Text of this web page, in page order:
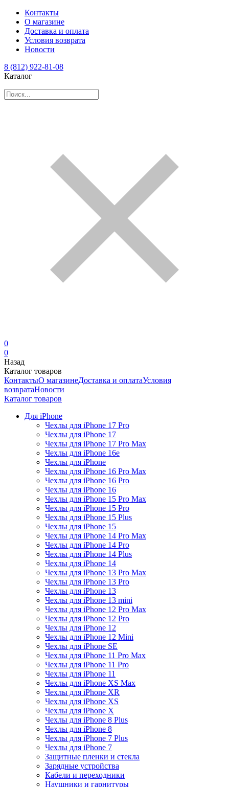
Контакты
О магазине
Доставка и оплата
Условия возврата
Новости
8 (812) 922-81-08
Каталог
0
0
Назад
Каталог товаров
КонтактыО магазинеДоставка и оплатаУсловия
возвратаНовости
Каталог товаров
Для iPhone
Чехлы для iPhone 17 Pro
Чехлы для iPhone 17
Чехлы для iPhone 17 Pro Max
Чехлы для iPhone 16e
Чехлы для iPhone
Чехлы для iPhone 16 Pro Max
Чехлы для iPhone 16 Pro
Чехлы для iPhone 16
Чехлы для iPhone 15 Pro Max
Чехлы для iPhone 15 Pro
Чехлы для iPhone 15 Plus
Чехлы для iPhone 15
Чехлы для iPhone 14 Pro Max
Чехлы для iPhone 14 Pro
Чехлы для iPhone 14 Plus
Чехлы для iPhone 14
Чехлы для iPhone 13 Pro Max
Чехлы для iPhone 13 Pro
Чехлы для iPhone 13
Чехлы для iPhone 13 mini
Чехлы для iPhone 12 Pro Max
Чехлы для iPhone 12 Pro
Чехлы для iPhone 12
Чехлы для iPhone 12 Mini
Чехлы для iPhone SE
Чехлы для iPhone 11 Pro Max
Чехлы для iPhone 11 Pro
Чехлы для iPhone 11
Чехлы для iPhone XS Max
Чехлы для iPhone XR
Чехлы для iPhone XS
Чехлы для iPhone X
Чехлы для iPhone 8 Plus
Чехлы для iPhone 8
Чехлы для iPhone 7 Plus
Чехлы для iPhone 7
Защитные пленки и стекла
Зарядные устройства
Кабели и переходники
Наушники и гарнитуры